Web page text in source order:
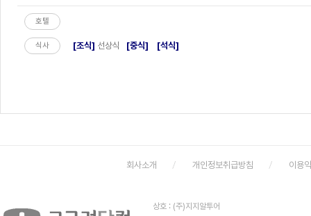
호텔
식사 [조식] 선상식 [중식] [석식]
회사소개 개인정보취급방침 이용
상호 : (주)지지알투어